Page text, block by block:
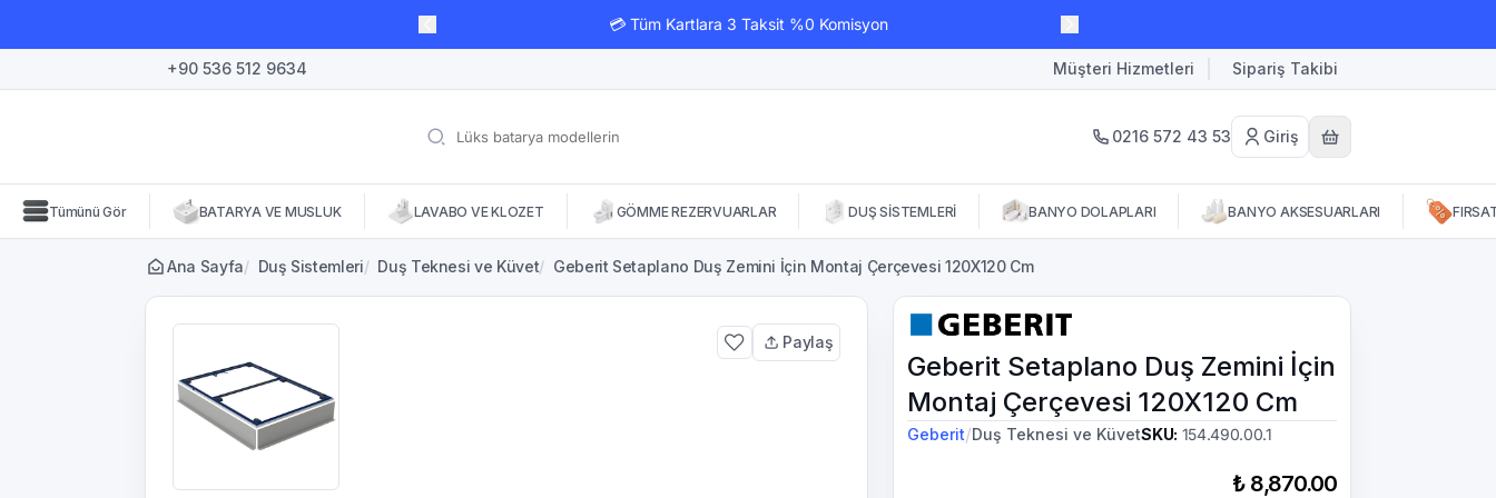
💳 Tüm Kartlara 3 Taksit %0 Komisyon
+90 536 512 9634 Müşteri Hizmetleri Sipariş Takibi
0216 572 43 53 Giriş
Tümünü Gör BATARYA VE MUSLUK LAVABO VE KLOZET GÖMME REZERVUARLAR DUŞ SİSTEMLERİ BANYO DOLAPLARI BANYO AKSESUARLARI
Ana Sayfa/ Duş Sistemleri/ Duş Teknesi ve Küvet/ Geberit Setaplano Duş Zemini İçin Montaj Çerçevesi 120X120 Cm
Paylaş
Geberit Setaplano Duş Zemini İçin
Montaj Çerçevesi 120X120 Cm
Geberit/Duş Teknesi ve KüvetSKU: 154.490.00.1
₺ 8,870.00